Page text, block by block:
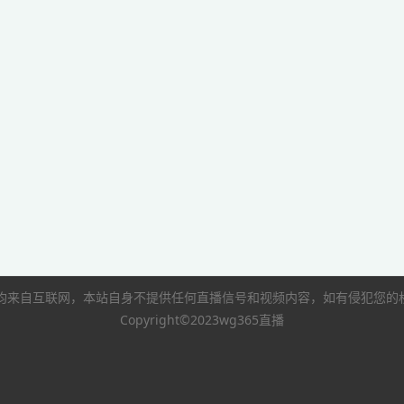
自互联网，本站自身不提供任何直播信号和视频内容，如有侵犯您的
Copyright©2023wg365直播